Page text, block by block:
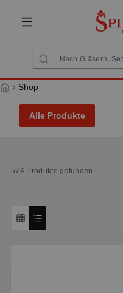
springen
Shop
Alle Produkte
574 Produkte gefunden